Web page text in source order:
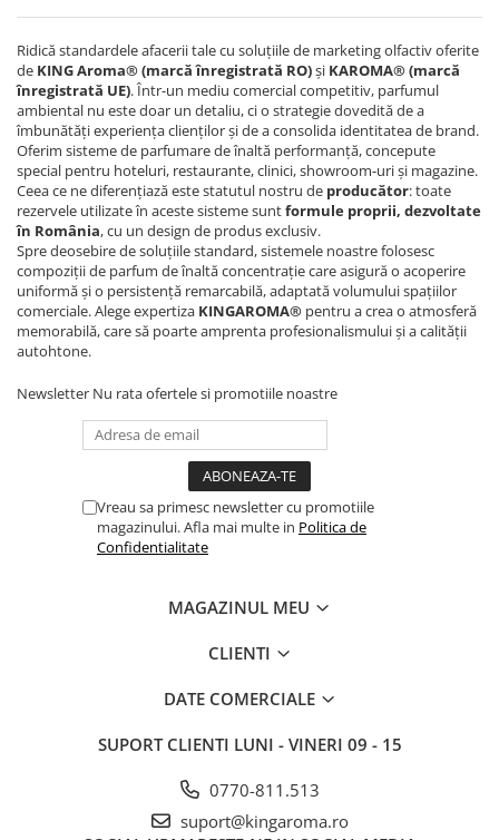
Producție și Creație Lumânări
Ceruri și materii prime pentru
lumânări
Parfumuri pentru Lumânări,
Sapunuri & Aromaterapie
Materii Prime & Substanțe (Hobby
& Tech)
Ambalaje și Recipiente
Profesionale
Flacoane & Recipiente
Cutii carton și soluții de expediere
Soluții Retail, B2B & Display
(Volume Mari)
Parfum pentru rufe (Bax/Vrac)
Uleiuri parfumate aromaterapie
(Pachete/Bax)
Odorizante Auto cu Pulverizator
PROMOTII
Ridică standardele afacerii tale cu soluțiile de marketing olfactiv oferite
de KING Aroma® (marcă înregistrată RO)și KAROMA® (marcă
înregistrată UE). Într-un mediu comercial competitiv, parfumul
ambiental nu este doar un detaliu, ci o strategie dovedită de a
îmbunătăți experiența clienților și de a consolida identitatea de brand.
Oferim sisteme de parfumare de înaltă performanță, concepute
special pentru hoteluri, restaurante, clinici, showroom-uri și magazine.
Ceea ce ne diferențiază este statutul nostru de producător: toate
rezervele utilizate în aceste sisteme suntformule proprii, dezvoltate
în România, cu un design de produs exclusiv.
Spre deosebire de soluțiile standard, sistemele noastre folosesc
compoziții de parfum de înaltă concentrație care asigură o acoperire
uniformă și o persistență remarcabilă, adaptată volumului spațiilor
comerciale. Alege expertiza KINGAROMA® pentru a crea o atmosferă
memorabilă, care să poarte amprenta profesionalismului și a calității
autohtone.
Newsletter Nu rata ofertele si promotiile noastre
Vreau sa primesc newsletter cu promotiile
magazinului. Afla mai multe in Politica de
Confidentialitate
MAGAZINUL MEU
CLIENTI
DATE COMERCIALE
SUPORT CLIENTI LUNI - VINERI 09 - 15
0770-811.513
suport@kingaroma.ro